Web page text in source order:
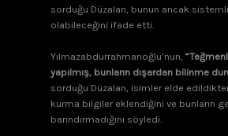
sorduğu Düzalan, bunun ancak sistemli
olabileceğini ifade etti.
Yılmazabdurrahmanoğlu’nun,
yapılmış, bunların dışardan bilinme
sorduğu Düzalan, isimler elde
kurma bilgiler eklendiğini ve bunların
barındırmadığını söyledi.